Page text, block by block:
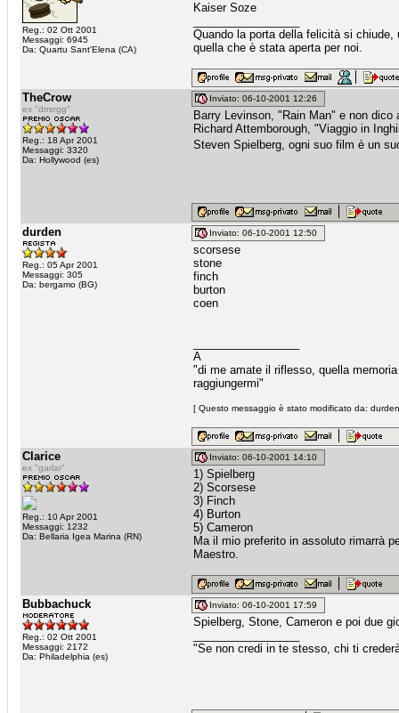
Reg.: 02 Ott 2001
Messaggi: 6945
Da: Quartu Sant'Elena (CA)
Kaiser Soze
Quando la porta della felicità si
quella che è stata aperta per noi.
TheCrow
ex "dmrrgg"
Reg.: 18 Apr 2001
Messaggi: 3320
Da: Hollywood (es)
Inviato: 06-10-2001 12:26
Barry Levinson, "Rain Man" e non dico
Richard Attemborough, "Viaggio in
Steven Spielberg, ogni suo film è un
durden
Reg.: 05 Apr 2001
Messaggi: 305
Da: bergamo (BG)
Inviato: 06-10-2001 12:50
scorsese
stone
finch
burton
coen
A
"di me amate il riflesso, quella
raggiungermi"
[ Questo messaggio è stato modificato da:
Clarice
ex "garlar"
Reg.: 10 Apr 2001
Messaggi: 1232
Da: Bellaria Igea Marina (RN)
Inviato: 06-10-2001 14:10
1) Spielberg
2) Scorsese
3) Finch
4) Burton
5) Cameron
Ma il mio preferito in assoluto rimarrà
Maestro.
Bubbachuck
Reg.: 02 Ott 2001
Messaggi: 2172
Da: Philadelphia (es)
Inviato: 06-10-2001 17:59
Spielberg, Stone, Cameron e poi due
"Se non credi in te stesso, chi ti